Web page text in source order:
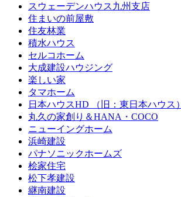
スウェーデンハウス九州支店
住まいの前屋敷
住友林業
積水ハウス
セルコホーム
大成建設ハウジング
楽しい家
タマホーム
日本ハウスHD （旧：東日本ハウス）
丸久の家創り＆HANA・COCO
ニューイングホーム
浜崎建設
パナソニックホームズ
桧家住宅
松下孝建設
継南建設